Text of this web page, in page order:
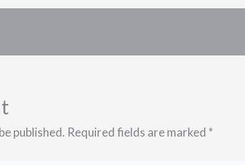
published. Required fields are marked *